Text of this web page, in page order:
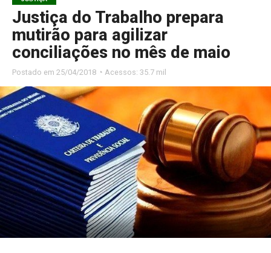
Justiça do Trabalho prepara
mutirão para agilizar
conciliações no mês de maio
Postado em 25/04/2018 ◔ Acessos: 35.7 mil